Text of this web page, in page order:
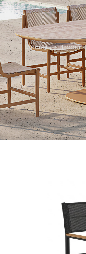
Accueil > Produits